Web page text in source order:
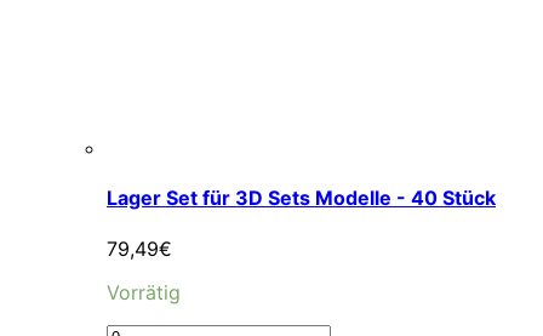
Lager Set für 3D Sets Modelle - 40 Stück
79,49€
Vorrätig